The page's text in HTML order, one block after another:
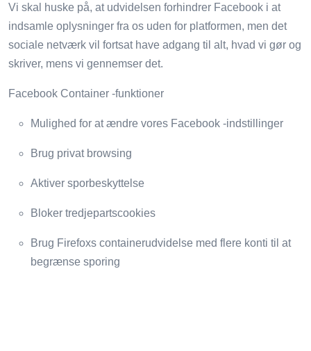
Vi skal huske på, at udvidelsen forhindrer Facebook i at
indsamle oplysninger fra os uden for platformen, men det
sociale netværk vil fortsat have adgang til alt, hvad vi gør og
skriver, mens vi gennemser det.
Facebook Container -funktioner
Mulighed for at ændre vores Facebook -indstillinger
Brug privat browsing
Aktiver sporbeskyttelse
Bloker tredjepartscookies
Brug Firefoxs containerudvidelse med flere konti til at
begrænse sporing